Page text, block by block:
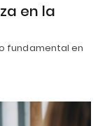
en la
fundamental en